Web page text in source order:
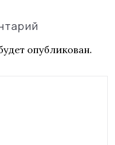
опубликован.